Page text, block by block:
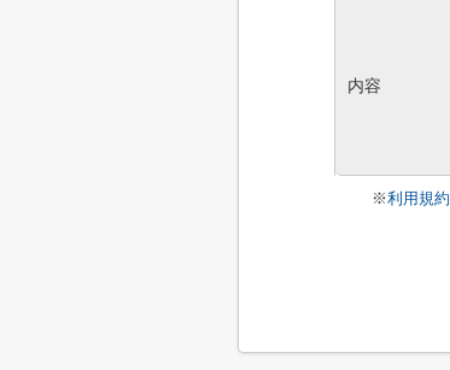
内容
※利用規約